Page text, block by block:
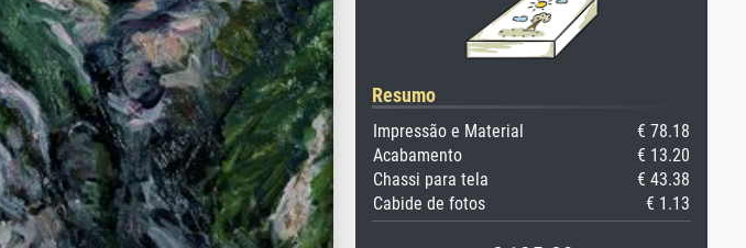
Resumo
Impressão e Material
€ 78.18
Acabamento
€ 13.20
Chassi para tela
€ 43.38
Cabide de fotos
€ 1.13